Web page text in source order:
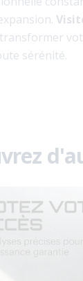
sérénité.